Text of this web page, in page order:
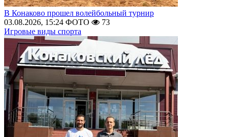
В Конаково прошел волейбольный турнир
03.08.2026, 15:24 ФОТО
73
Игровые виды спорта